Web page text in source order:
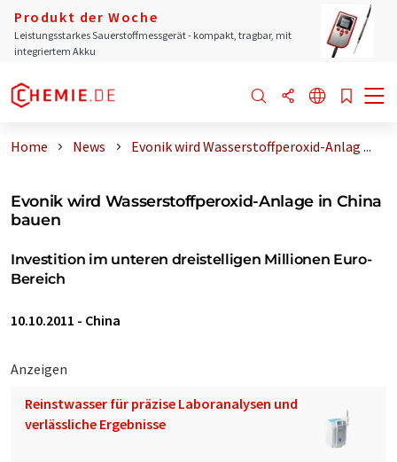
Produkt der Woche
Leistungsstarkes Sauerstoffmessgerät - kompakt, tragbar, mit
integriertem Akku
Home News Evonik wird Wasserstoffperoxid-Anlag ...
Evonik wird Wasserstoffperoxid-Anlage in China
bauen
Investition im unteren dreistelligen Millionen Euro-
Bereich
10.10.2011 - China
Anzeigen
Reinstwasser für präzise Laboranalysen und
verlässliche Ergebnisse